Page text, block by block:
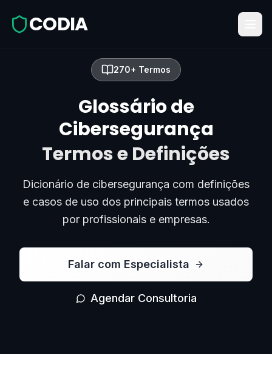
CODIA
270+ Termos
Glossário de
Cibersegurança
Termos e Definições
Dicionário de cibersegurança com definições
e casos de uso dos principais termos usados
por profissionais e empresas.
Falar com Especialista
Agendar Consultoria